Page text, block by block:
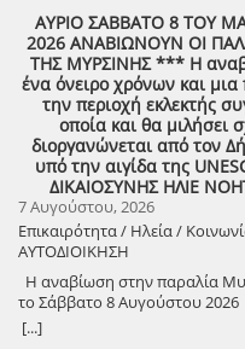
κανόνια του αγώνα!
ΣΥΝΑΠΑΝΤΗΜΑ (Πατήστε πάνω
αρχείο) Ο Σύλλογος των
εκδήλωση που θα
συνδιοργάνωση με τον Δήμο
ημέρα Πέμπτη και ώρα 8:30
«Άυλη πολιτιστική
Προοπτικές στην Ηλεία»
Νεότερης Πολιτιστικής
Αθήνας – Γωγώ
Σιάκκουλης, Πρόεδρος eco
χοροί της Ηλείας από το
την πολιτιστική εκδήλωση
εκδήλωσης, σας προσκαλούμε
ζωντανή παραδοσιακή
Λύσανδρου Παναγόπουλου,
ΑΥΡΙΟ ΣΑΒΒΑΤΟ 8 ΤΟΥ
2026 ΑΝΑΒΙΩΝΟΥΝ ΟΙ
ΤΗΣ ΜΥΡΣΙΝΗΣ *** Η
ένα όνειρο χρόνων και
την περιοχή εκλεκτής
οποία και θα μιλήσει
διοργανώνεται από τον
υπό την αιγίδα της
ΔΙΚΑΙΟΣΥΝΗΣ ΗΛΙΕ
7 Αυγούστου, 2026
Επικαιρότητα / Ηλεία /
ΑΥΤΟΔΙΟΙΚΗΣΗ
Η αναβίωση στην παραλία
το Σάββατο 8 Αυγούστου 2026
[...]